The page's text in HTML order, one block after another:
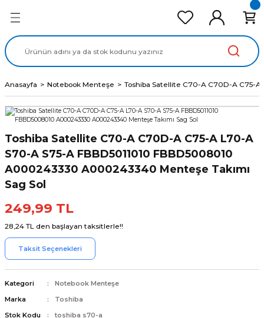
Ekran Panel
Data Kablo
Anasayfa Notebook Menteşe Toshiba Satellite C70-A C70D-A C75-
Toshiba Satellite C70-A C70D-A C75-A L70-A
S70-A S75-A FBBD5011010 FBBD5008010
A000243330 A000243340 Menteşe Takımı
Sag Sol
249,99 TL
28,24 TL den başlayan taksitlerle!!
Taksit Seçenekleri
Kategori
Notebook Menteşe
Marka
Toshiba
Stok Kodu
toshiba s70-a